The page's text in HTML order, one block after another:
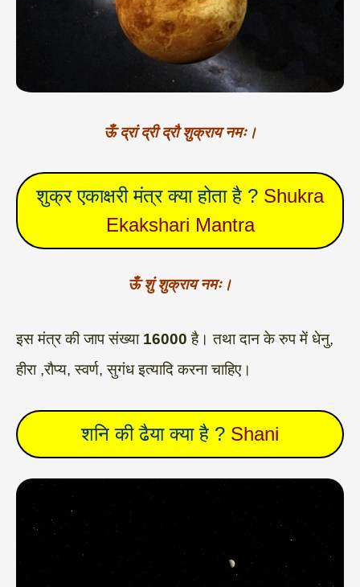
ऊँ द्रां द्री द्रौ शुक्राय नमः।
शुक्र एकाक्षरी मंत्र क्या होता है ? Shukra
Ekakshari Mantra
ऊँ शुं शुक्राय नमः।
इस मंत्र की जाप संख्या16000 है। तथा दान के रुप में धेनु,
हीरा ,रौप्य, स्वर्ण, सुगंध इत्यादि करना चाहिए।
शनि की ढैया क्या है ? Shani